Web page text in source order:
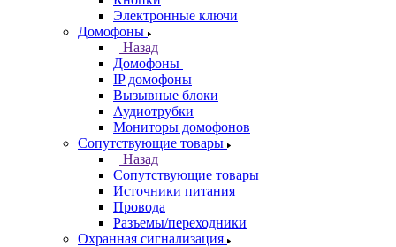
Электронные ключи
Домофоны
Назад
Домофоны
IP домофоны
Вызывные блоки
Аудиотрубки
Мониторы домофонов
Сопутствующие товары
Назад
Сопутствующие товары
Источники питания
Провода
Разъемы/переходники
Охранная сигнализация